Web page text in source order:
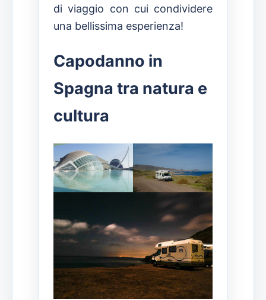
di viaggio con cui condividere
una bellissima esperienza!
Capodanno in
Spagna tra natura e
cultura